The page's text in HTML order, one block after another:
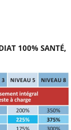
100% SANTÉ,